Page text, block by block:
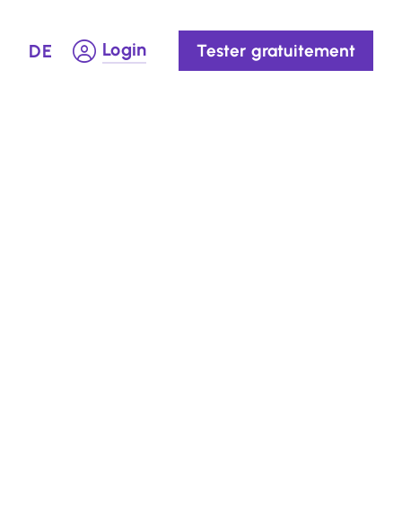
DE Login Tester gratuitement